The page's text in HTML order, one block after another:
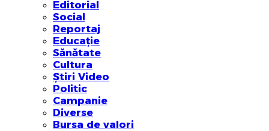
Editorial
Social
Reportaj
Educație
Sănătate
Cultura
Știri Video
Politic
Campanie
Diverse
Bursa de valori